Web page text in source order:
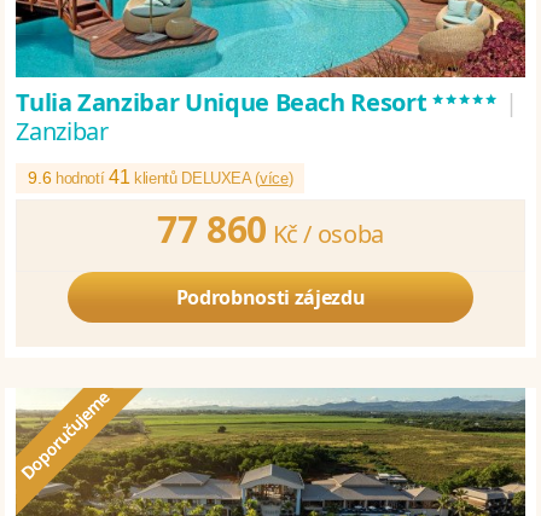
Tulia Zanzibar Unique Beach Resort***** |
Zanzibar
9.6 hodnotí41 klientů DELUXEA (více)
77 860 Kč / osoba
Podrobnosti zájezdu